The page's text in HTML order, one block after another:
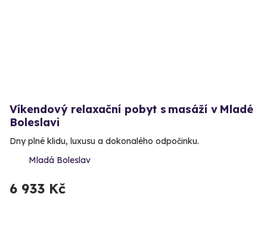
Víkendový relaxační pobyt s masáží v Mladé
Boleslavi
Dny plné klidu, luxusu a dokonalého odpočinku.
Mladá Boleslav
6 933 Kč